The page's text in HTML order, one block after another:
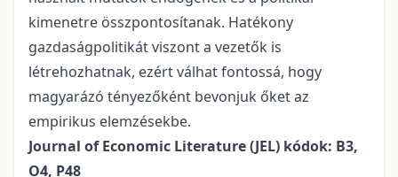
kimenetre összpontosítanak. Hatékony
gazdaságpolitikát viszont a vezetők is
létrehozhatnak, ezért válhat fontossá, hogy
magyarázó tényezőként bevonjuk őket az
empirikus elemzésekbe.
Journal of Economic Literature (JEL) kódok: B3,
O4, P48